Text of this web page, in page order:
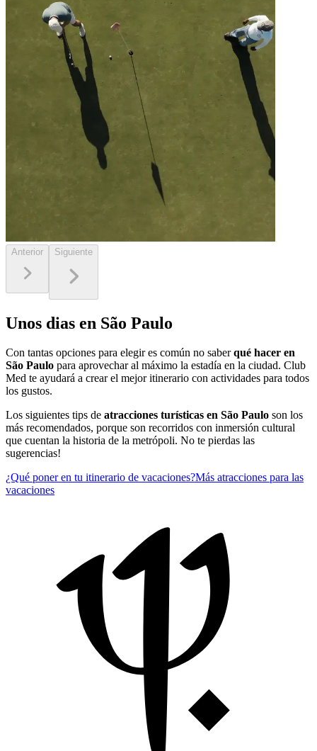
Anterior Siguiente
Unos dias en São Paulo
Con tantas opciones para elegir es común no saberqué hacer en
São Paulo para aprovechar al máximo la estadía en la ciudad. Club
Med te ayudará a crear el mejor itinerario con actividades para todos
los gustos.
Los siguientes tips de atracciones turísticas en São Paulo son los
más recomendados, porque son recorridos con inmersión cultural
que cuentan la historia de la metrópoli. No te pierdas las
sugerencias!
¿Qué poner en tu itinerario de vacaciones?Más atracciones para las
vacaciones